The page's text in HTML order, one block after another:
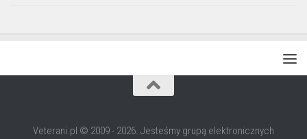
Veterani.pl © 2009 - 2026. Jesteśmy grupą elektronicznych